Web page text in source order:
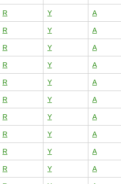
R Y A
R Y A
R Y A
R Y A
R Y A
R Y A
R Y A
R Y A
R Y A
R Y A